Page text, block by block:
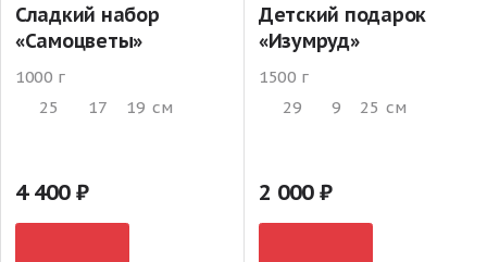
Сладкий набор
«Самоцветы»
1000 г
25
17 19 см
4 400
Детский подарок
«Изумруд»
1500 г
29
9 25 см
2 000